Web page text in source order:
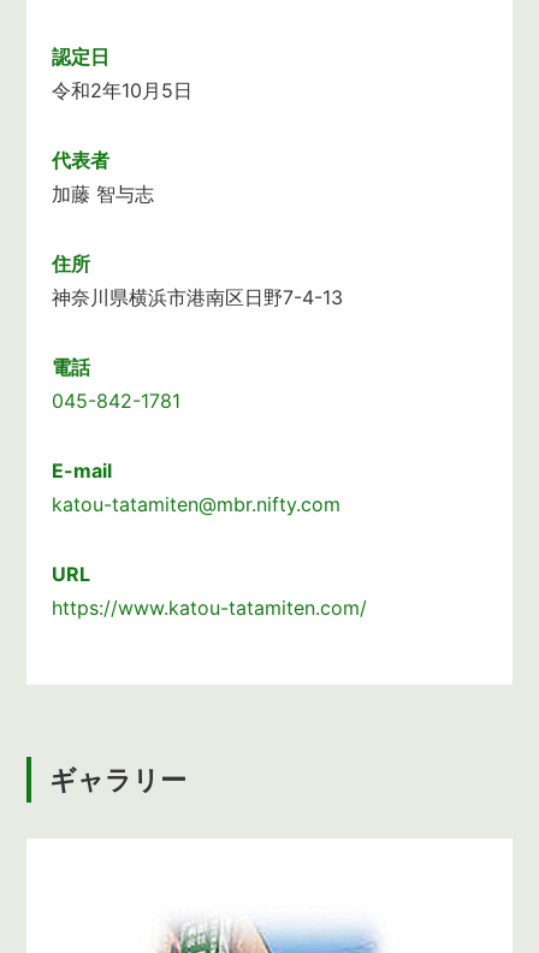
認定日
令和2年10月5日
代表者
加藤 智与志
住所
神奈川県横浜市港南区日野7-4-13
電話
045-842-1781
E-mail
katou-tatamiten@mbr.nifty.com
URL
https://www.katou-tatamiten.com/
ギャラリー